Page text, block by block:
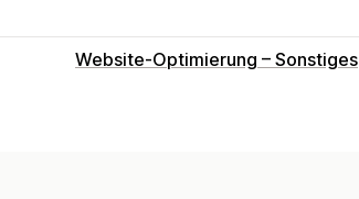
Website-Optimierung – Sonstiges